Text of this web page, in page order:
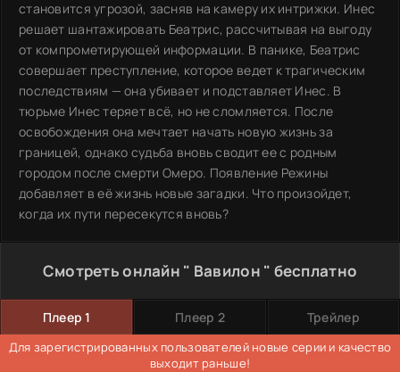
становится угрозой, засняв на камеру их интрижки. Инес
решает шантажировать Беатрис, рассчитывая на выгоду
от компрометирующей информации. В панике, Беатрис
совершает преступление, которое ведет к трагическим
последствиям — она убивает и подставляет Инес. В
тюрьме Инес теряет всё, но не сломляется. После
освобождения она мечтает начать новую жизнь за
границей, однако судьба вновь сводит ее с родным
городом после смерти Омеро. Появление Режины
добавляет в её жизнь новые загадки. Что произойдет,
когда их пути пересекутся вновь?
Смотреть онлайн " Вавилон " бесплатно
Плеер 1 Плеер 2 Трейлер
Для зарегистрированных пользователей новые серии и качество
выходит раньше!